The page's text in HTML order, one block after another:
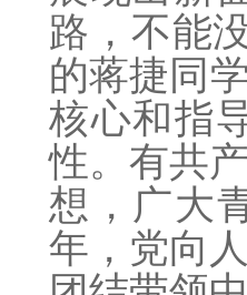
路，不能
的蒋捷同
核心和指
性。有共
想，广大
年，党向